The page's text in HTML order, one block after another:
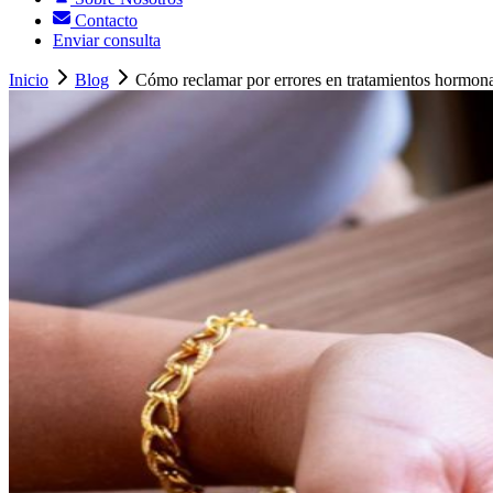
Contacto
Enviar consulta
Inicio Blog Cómo reclamar por errores en tratamientos